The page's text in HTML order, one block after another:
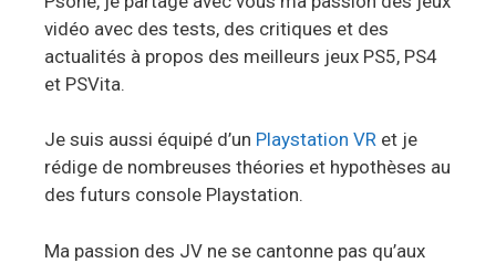
vidéo avec des tests, des critiques et des
actualités à propos des meilleurs jeux PS5, PS4
et PSVita.
Je suis aussi équipé d’un Playstation VR et je
rédige de nombreuses théories et hypothèses au
des futurs console Playstation.
Ma passion des JV ne se cantonne pas qu’aux